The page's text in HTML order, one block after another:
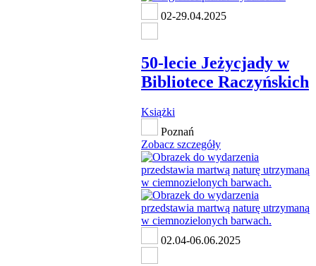
02-29.04.2025
50-lecie Jeżycjady w
Bibliotece Raczyńskich
Książki
Poznań
Zobacz szczegóły
02.04-06.06.2025